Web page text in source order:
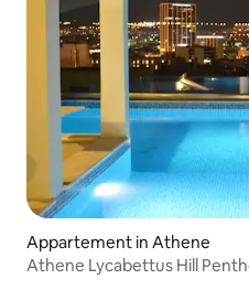
Appartement in Athene
Athene Lycabettus Hill